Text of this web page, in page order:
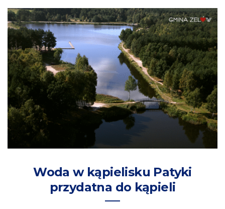
Woda w kąpielisku Patyki
przydatna do kąpieli